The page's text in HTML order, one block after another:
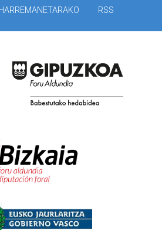
RSS